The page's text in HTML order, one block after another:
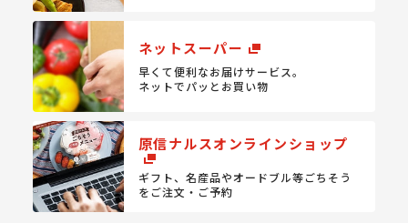
ネットスーパー
早くて便利なお届けサービス。
ネットでパッとお買い物
原信ナルスオンラインショップ
ギフト、名産品やオードブル等ごちそう
をご注文・ご予約